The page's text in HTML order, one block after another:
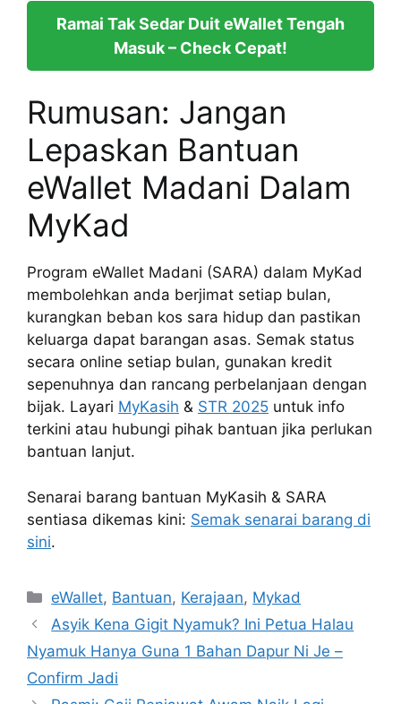
Ramai Tak Sedar Duit eWallet Tengah
Masuk – Check Cepat!
Rumusan: Jangan
Lepaskan Bantuan
eWallet Madani Dalam
MyKad
Program eWallet Madani (SARA) dalam MyKad
membolehkan anda berjimat setiap bulan,
kurangkan beban kos sara hidup dan pastikan
keluarga dapat barangan asas. Semak status
secara online setiap bulan, gunakan kredit
sepenuhnya dan rancang perbelanjaan dengan
bijak. Layari MyKasih & STR 2025 untuk info
terkini atau hubungi pihak bantuan jika perlukan
bantuan lanjut.
Senarai barang bantuan MyKasih & SARA
sentiasa dikemas kini: Semak senarai barang di
sini.
Categories
eWallet, Bantuan, Kerajaan, Mykad
Asyik Kena Gigit Nyamuk? Ini Petua Halau
Nyamuk Hanya Guna 1 Bahan Dapur Ni Je –
Confirm Jadi